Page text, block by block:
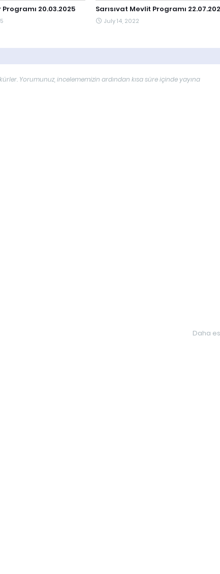
20.03.2025 Sarısıvat Mevlit Programı
July 14, 2022
Yorumunuz, incelememizin ardından kısa süre içinde yayına
Daha